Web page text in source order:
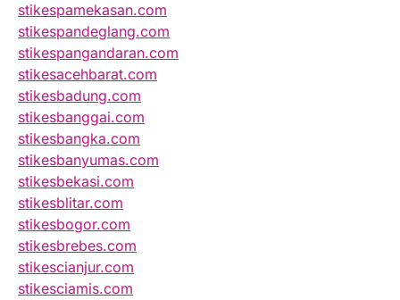
stikespamekasan.com
stikespandeglang.com
stikespangandaran.com
stikesacehbarat.com
stikesbadung.com
stikesbanggai.com
stikesbangka.com
stikesbanyumas.com
stikesbekasi.com
stikesblitar.com
stikesbogor.com
stikesbrebes.com
stikescianjur.com
stikesciamis.com